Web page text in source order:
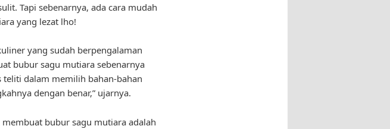
Tapi sebenarnya, ada cara mudah
yang lezat lho!
yang sudah berpengalaman
bubur sagu mutiara sebenarnya
teliti dalam memilih bahan-bahan
dengan benar,” ujarnya.
bubur sagu mutiara adalah